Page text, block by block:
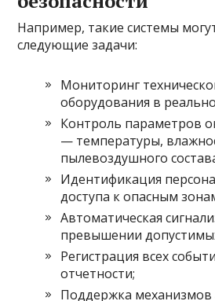
Например, такие системы
следующие задачи:
Мониторинг
оборудования в
Контроль параметров
— температуры,
пылевоздушного
Идентификация
доступа к опасным
Автоматическая
превышении
Регистрация всех
отчетности;
Поддержка механизмов